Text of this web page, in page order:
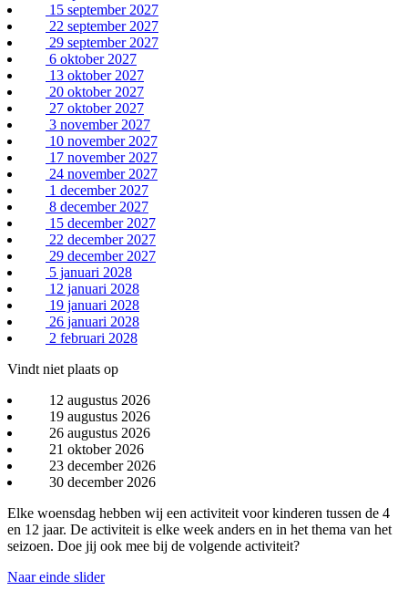
15 september 2027
22 september 2027
29 september 2027
6 oktober 2027
13 oktober 2027
20 oktober 2027
27 oktober 2027
3 november 2027
10 november 2027
17 november 2027
24 november 2027
1 december 2027
8 december 2027
15 december 2027
22 december 2027
29 december 2027
5 januari 2028
12 januari 2028
19 januari 2028
26 januari 2028
2 februari 2028
Vindt niet plaats op
12 augustus 2026
19 augustus 2026
26 augustus 2026
21 oktober 2026
23 december 2026
30 december 2026
Elke woensdag hebben wij een activiteit voor kinderen tussen de 4
en 12 jaar. De activiteit is elke week anders en in het thema van het
seizoen. Doe jij ook mee bij de volgende activiteit?
Naar einde slider